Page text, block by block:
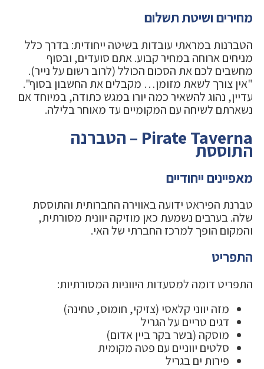
מחירים ושיטת תשלום
הטברנות במראתי עובדות בשיטה ייחודית: בדרך כלל
מניחים ארוחה במחיר קבוע. אתם סועדים, ובסוף
מחשבים לכם את הסכום הכולל (לרוב רשום על נייר).
"אין צורך לשאת מזומן… מקבלים את החשבון בסוף".
עדיין, נהוג להשאיר כמה יורו במגש כתודה, במיוחד אם
נשארתם לשיחה עם המקומיים עד מאוחר בלילה.
Pirate Taverna – הטברנה
התוססת
מאפיינים ייחודיים
טברנת הפיראט ידועה באווירה החברותית והתוססת
שלה. בערבים נשמעת כאן מוזיקה יוונית מסורתית,
והמקום הופך למרכז החברתי של האי.
התפריט
התפריט דומה למסעדות היווניות המסורתיות:
מזה יווני קלאסי (צזיקי, חומוס, טחינה)
דגים טריים על הגריל
מוסקה (בשר בקר ביין אדום)
סלטים יווניים עם פטה מקומית
פירות ים בגריל